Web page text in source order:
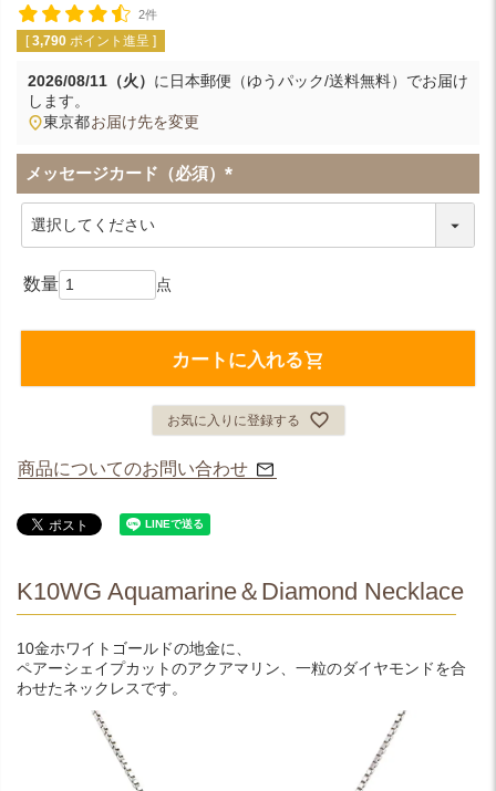
2件
[ 3,790 ポイント進呈 ]
2026/08/11（火） に 日本郵便（ゆうパック/送料無料） でお届け
します。
東京都お届け先を変更
メッセージカード（必須）
(
カートに入れる
お気に入りに登録する
商品についてのお問い合わせ
K10WG Aquamarine＆Diamond Necklace
10金ホワイトゴールドの地金に、
ペアーシェイプカットのアクアマリン、一粒のダイヤモンドを合
わせたネックレスです。